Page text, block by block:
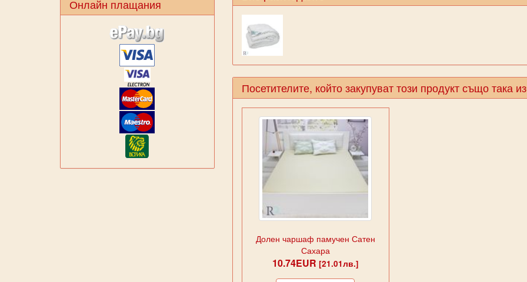
Онлайн плащания
Посетителите, който закупуват този продукт също така
Долен чаршаф памучен Сатен
Сахара
10.74EUR [21.01лв.]